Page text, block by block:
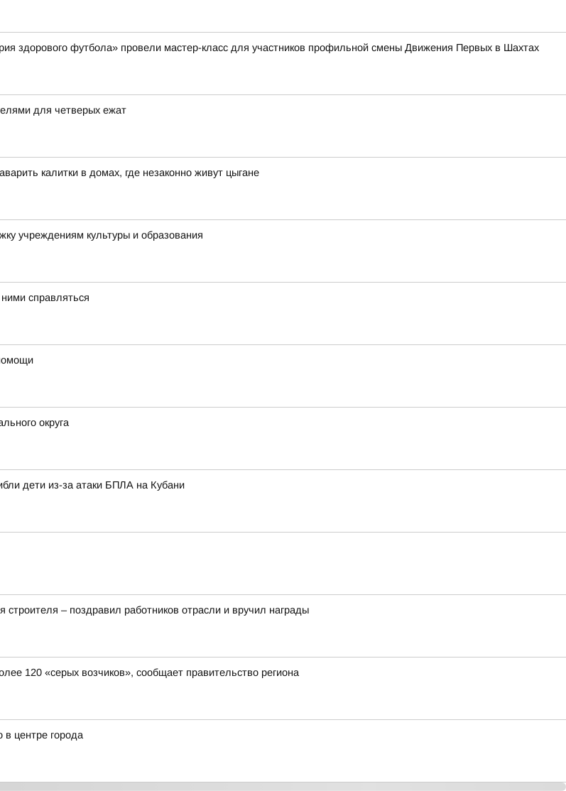
здорового футбола» провели мастер-класс для участников профильной смены Движения Первых в Шахтах
для четверых ежат
калитки в домах, где незаконно живут цыгане
учреждениям культуры и образования
справляться
округа
дети из-за атаки БПЛА на Кубани
– поздравил работников отрасли и вручил награды
120 «серых возчиков», сообщает правительство региона
центре города